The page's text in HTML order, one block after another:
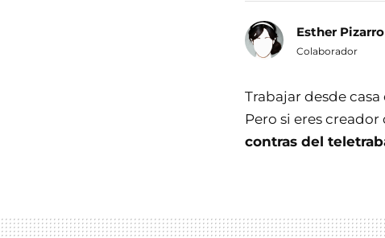
Esther Pizarro
Colaborador
Trabajar desde
Pero si eres
contras del